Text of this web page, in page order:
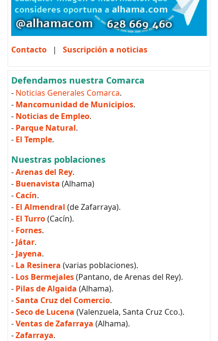
Contacto | Suscripción a noticias
Defendamos nuestra Comarca
- Noticias Generales Comarca.
- Mancomunidad de Municipios.
- Noticias de Empleo.
- Parque Natural.
- El Temple.
Nuestras poblaciones
-Arenas del Rey.
- Buenavista (Alhama)
- Cacín.
- El Almendral (de Zafarraya).
- El Turro(Cacín).
- Fornes.
- Játar.
- Jayena.
- La Resinera (varias poblaciones).
- Los Bermejales(Pantano, de Arenas del Rey).
- Pilas de Algaida (Alhama).
-Santa Cruz del Comercio.
-Seco de Lucena (Valenzuela, Santa Cruz Cco.).
-Ventas de Zafarraya (Alhama).
-Zafarraya.